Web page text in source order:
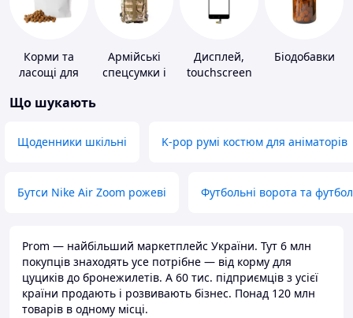
Корми та
ласощі для
тварин і
Армійські
спецсумки і
Дисплей,
touchscreen
Біодобавки
Що шукають
Щоденники шкільні K-pop румі костюм для аніматорів
Бутси Nike Air Zoom рожеві Футбольні ворота та
Prom — найбільший маркетплейс України. Тут 6 млн
покупців знаходять усе потрібне — від корму для
цуциків до бронежилетів. А 60 тис. підприємців з усієї
країни продають і розвивають бізнес. Понад 120 млн
товарів в одному місці.